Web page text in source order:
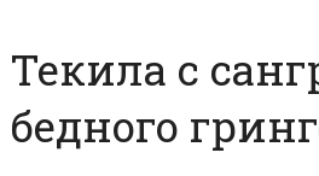
Текила с
бедного